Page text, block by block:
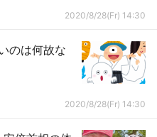
2020/8/28(Fr) 14:30
のは何故な
2020/8/28(Fr) 14:30